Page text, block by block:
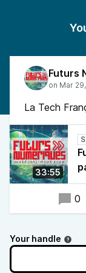
La Tech
33:55
0
Your handle